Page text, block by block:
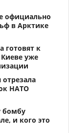
официально
в Арктике
готовят к
уже
отрезала
НАТО
бомбу
и кого это